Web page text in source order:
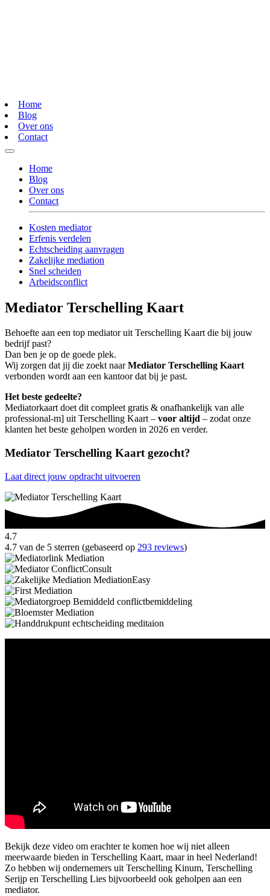
Home
Blog
Over ons
Contact
Home
Blog
Over ons
Contact
Kosten mediator
Erfenis verdelen
Echtscheiding aanvragen
Zakelijke mediation
Snel scheiden
Arbeidsconflict
Mediator Terschelling Kaart
Behoefte aan een top mediator uit Terschelling Kaart die bij jouw
bedrijf past?
Dan ben je op de goede plek.
Wij zorgen dat jij die zoekt naarMediator Terschelling Kaart
verbonden wordt aan een kantoor dat bij je past.
Het beste gedeelte?
Mediatorkaart doet dit compleet gratis & onafhankelijk van alle
professional-m] uit Terschelling Kaart – voor altijd – zodat onze
klanten het beste geholpen worden in 2026 en verder.
Mediator Terschelling Kaart gezocht?
Laat direct jouw opdracht uitvoeren
4.7
4.7 van de 5 sterren (gebaseerd op 293 reviews)
Bekijk deze video om erachter te komen hoe wij niet alleen
meerwaarde bieden in Terschelling Kaart, maar in heel Nederland!
Zo hebben wij ondernemers uit Terschelling Kinum, Terschelling
Serijp en Terschelling Lies bijvoorbeeld ook geholpen aan een
mediator.